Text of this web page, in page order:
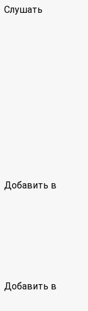
Слушать
Добавить в
Добавить в